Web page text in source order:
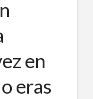
en
eras